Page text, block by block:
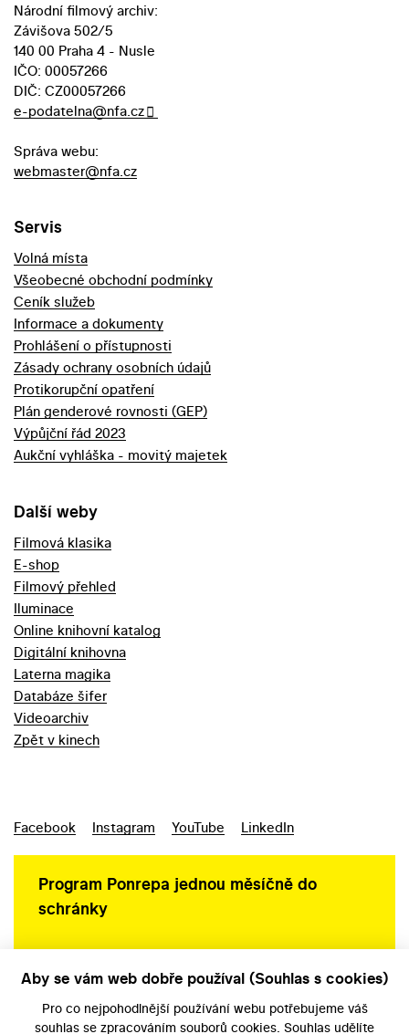
Národní filmový archiv:
Závišova 502/5
140 00 Praha 4 - Nusle
IČO: 00057266
DIČ: CZ00057266
e-podatelna@nfa.cz
Správa webu:
webmaster@nfa.cz
Servis
Volná místa
Všeobecné obchodní podmínky
Ceník služeb
Informace a dokumenty
Prohlášení o přístupnosti
Zásady ochrany osobních údajů
Protikorupční opatření
Plán genderové rovnosti (GEP)
Výpůjční řád 2023
Aukční vyhláška - movitý majetek
Další weby
Filmová klasika
E-shop
Filmový přehled
Iluminace
Online knihovní katalog
Digitální knihovna
Laterna magika
Databáze šifer
Videoarchiv
Zpět v kinech
Facebook Instagram YouTube LinkedIn
Program Ponrepa jednou měsíčně do
schránky
Aby se vám web dobře používal (Souhlas s cookies)
Pro co nejpohodlnější používání webu potřebujeme váš
souhlas se zpracováním souborů cookies. Souhlas udělíte